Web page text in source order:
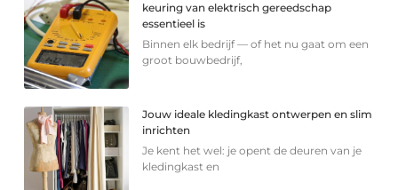
keuring van elektrisch gereedschap
essentieel is
Binnen elk bedrijf — of het nu gaat om een
groot bouwbedrijf,
Jouw ideale kledingkast ontwerpen en slim
inrichten
Je kent het wel: je opent de deuren van je
kledingkast en